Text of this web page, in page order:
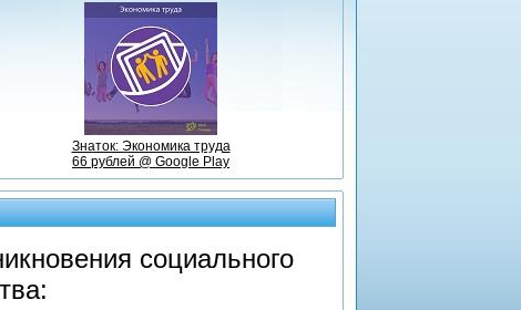
Знаток: Экономика труда
66 рублей @ Google Play
социального